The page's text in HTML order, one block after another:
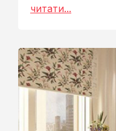
читати...